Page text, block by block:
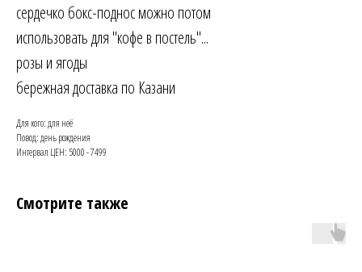
сердечко бокс-поднос можно потом
использовать для "кофе в постель"...
розы и ягоды
бережная доставка по Казани
Для кого: для неё
Повод: день рождения
Интервал ЦЕН: 5000 - 7499
Смотрите также